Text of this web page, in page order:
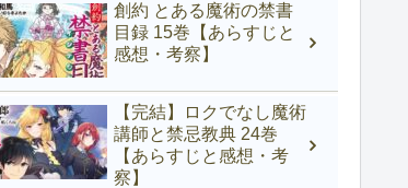
創約 とある魔術の禁書
目録 15巻【あらすじと
感想・考察】
【完結】ロクでなし魔術
講師と禁忌教典 24巻
【あらすじと感想・考
察】